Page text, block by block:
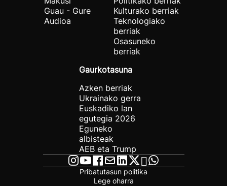
Guau - Gure
Audioa
Kulturako berriak
Teknologiako
berriak
Osasuneko
berriak
Gaurkotasuna
Azken berriak
Ukrainako gerra
Euskadiko lan
egutegia 2026
Eguneko
albisteak
AEB eta Trump
Pribatutasun politika
Lege oharra